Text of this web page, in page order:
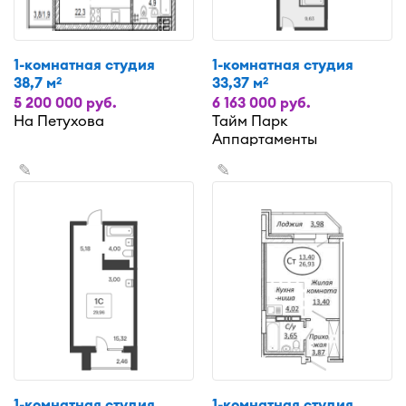
1-комнатная студия
38,7 м2
5 200 000 руб.
На Петухова
1-комнатная студия
33,37 м2
6 163 000 руб.
Тайм Парк
Аппартаменты
✎ ✎